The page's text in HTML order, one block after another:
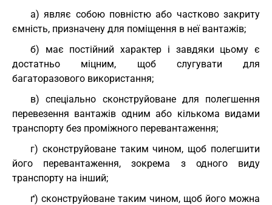
а) являє собою повністю або частково закриту
ємність, призначену для поміщення в неї вантажів;
б) має постійний характер і завдяки цьому є
достатньо міцним, щоб слугувати для
багаторазового використання;
в) спеціально сконструйоване для полегшення
перевезення вантажів одним або кількома видами
транспорту без проміжного перевантаження;
г) сконструйоване таким чином, щоб полегшити
його перевантаження, зокрема з одного виду
транспорту на інший;
ґ) сконструйоване таким чином, щоб його можна